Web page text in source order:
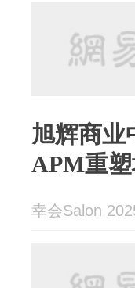
旭辉商业
APM重
幸会Salon